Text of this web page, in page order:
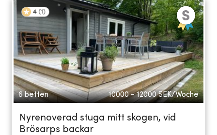
4 (1 )
6 betten 10000 - 12000 SEK/Woche
Nyrenoverad stuga mitt skogen, vid
Brösarps backar